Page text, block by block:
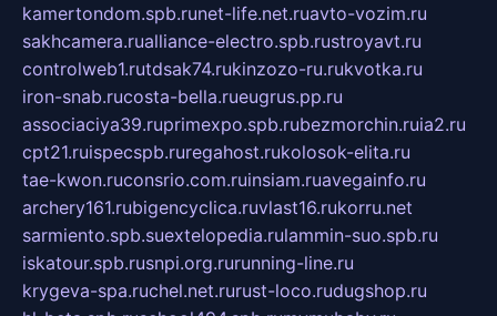
kamertondom.spb.runet-life.net.ruavto-vozim.ru
sakhcamera.rualliance-electro.spb.rustroyavt.ru
controlweb1.rutdsak74.rukinzozo-ru.rukvotka.ru
iron-snab.rucosta-bella.rueugrus.pp.ru
associaciya39.ruprimexpo.spb.rubezmorchin.ruia2.ru
cpt21.ruispecspb.ruregahost.rukolosok-elita.ru
tae-kwon.ruconsrio.com.ruinsiam.ruavegainfo.ru
archery161.rubigencyclica.ruvlast16.rukorru.net
sarmiento.spb.suextelopedia.rulammin-suo.spb.ru
iskatour.spb.rusnpi.org.rurunning-line.ru
krygeva-spa.ruchel.net.rurust-loco.rudugshop.ru